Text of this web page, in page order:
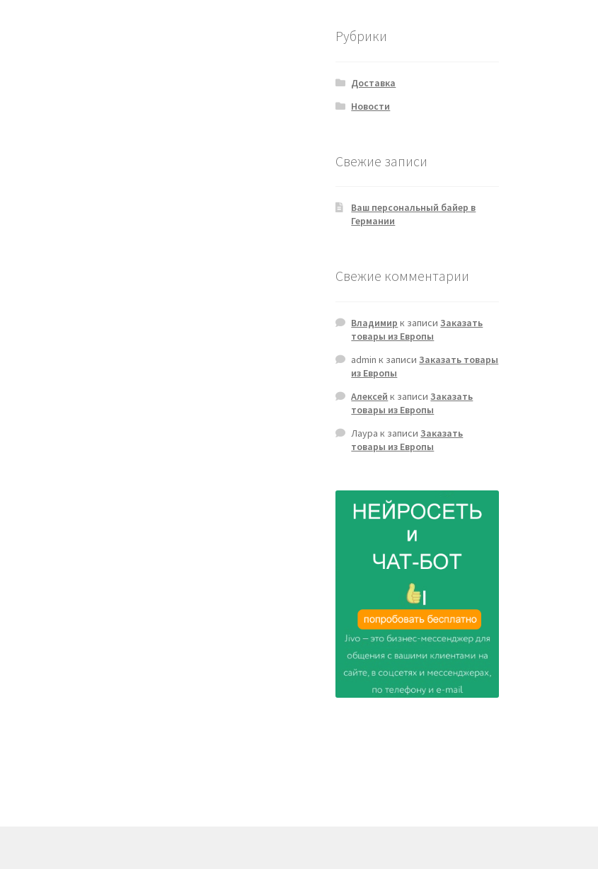
Рубрики
Доставка
Новости
Свежие записи
Ваш персональный байер в
Германии
Свежие комментарии
Владимир к записиЗаказать
товары из Европы
admin к записиЗаказать товары
из Европы
Алексей к записиЗаказать
товары из Европы
Лаура к записиЗаказать
товары из Европы